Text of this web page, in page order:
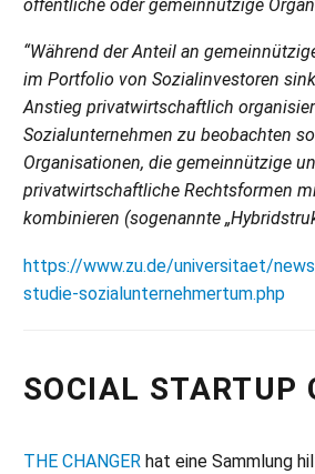
öffentliche oder gemeinnützige
“Während der Anteil an
im Portfolio von Sozialinvestoren
Anstieg privatwirtschaftlich
Sozialunternehmen zu beobachten
Organisationen, die gemeinnützige
privatwirtschaftliche Rechtsformen
kombinieren (sogenannte
https://www.zu.de/universitaet/
studie-sozialunternehmertum.php
SOCIAL STARTUP
THE CHANGER hat eine Sammlung